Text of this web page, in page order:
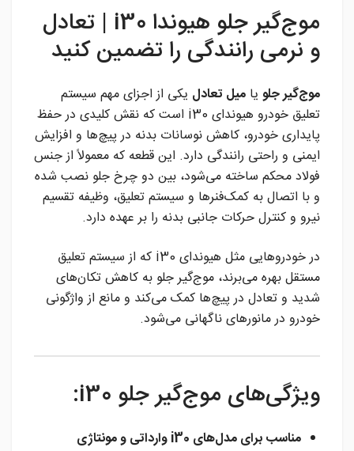
موج‌گیر جلو هیوندا i30 | تعادل
و نرمی رانندگی را تضمین کنید
موج‌گیر جلو یا میل تعادل یکی از اجزای مهم سیستم
تعلیق خودرو هیوندای i30 است که نقش کلیدی در حفظ
پایداری خودرو، کاهش نوسانات بدنه در پیچ‌ها و افزایش
ایمنی و راحتی رانندگی دارد. این قطعه که معمولاً از جنس
فولاد محکم ساخته می‌شود، بین دو چرخ جلو نصب شده
و با اتصال به کمک‌فنرها و سیستم تعلیق، وظیفه تقسیم
نیرو و کنترل حرکات جانبی بدنه را بر عهده دارد.
در خودروهایی مثل هیوندای i30 که از سیستم تعلیق
مستقل بهره می‌برند، موج‌گیر جلو به کاهش تکان‌های
شدید و تعادل در پیچ‌ها کمک می‌کند و مانع از واژگونی
خودرو در مانورهای ناگهانی می‌شود.
ویژگی‌های موج‌گیر جلو i30:
مناسب برای مدل‌های i30 وارداتی و مونتاژی